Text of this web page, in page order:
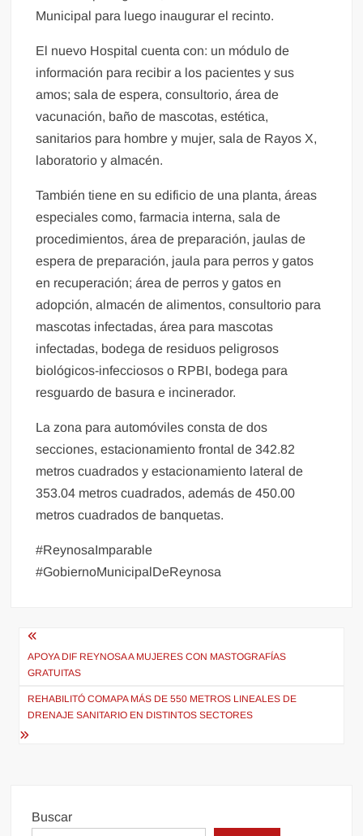
Municipal para luego inaugurar el recinto.
El nuevo Hospital cuenta con: un módulo de
información para recibir a los pacientes y sus
amos; sala de espera, consultorio, área de
vacunación, baño de mascotas, estética,
sanitarios para hombre y mujer, sala de Rayos X,
laboratorio y almacén.
También tiene en su edificio de una planta, áreas
especiales como, farmacia interna, sala de
procedimientos, área de preparación, jaulas de
espera de preparación, jaula para perros y gatos
en recuperación; área de perros y gatos en
adopción, almacén de alimentos, consultorio para
mascotas infectadas, área para mascotas
infectadas, bodega de residuos peligrosos
biológicos-infecciosos o RPBI, bodega para
resguardo de basura e incinerador.
La zona para automóviles consta de dos
secciones, estacionamiento frontal de 342.82
metros cuadrados y estacionamiento lateral de
353.04 metros cuadrados, además de 450.00
metros cuadrados de banquetas.
#ReynosaImparable
#GobiernoMunicipalDeReynosa
Navegación
de
entradas
APOYA DIF REYNOSA A MUJERES CON MASTOGRAFÍAS
GRATUITAS
REHABILITÓ COMAPA MÁS DE 550 METROS LINEALES DE
DRENAJE SANITARIO EN DISTINTOS SECTORES
Buscar